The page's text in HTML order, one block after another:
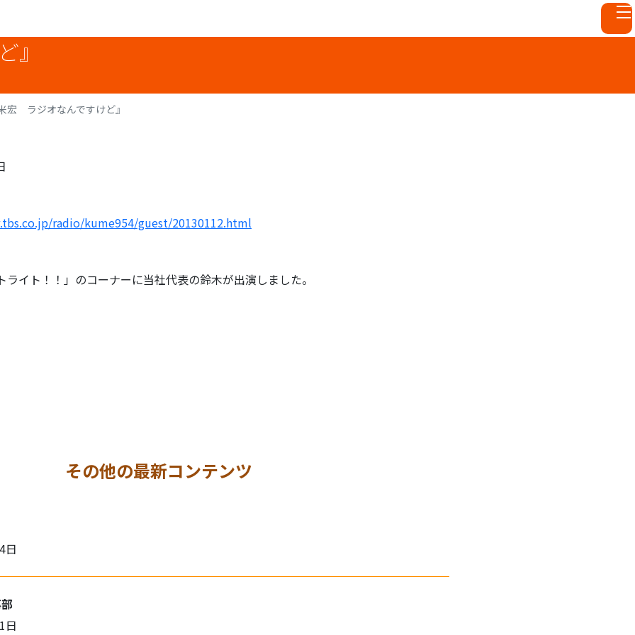
』
宏 ラジオなんですけど』
radio/kume954/guest/20130112.html
イト！！」のコーナーに当社代表の鈴木が出演しました。
その他の最新コンテンツ
日
日